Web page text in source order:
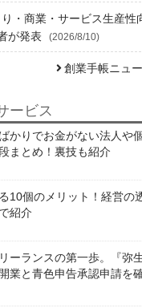
り・商業・サービス生産性
が発表
(2026/8/10)
創業手帳ニュ
ービス
かりでお金がない法人や
まとめ！裏技も紹介
10個のメリット！経営の
紹介
ーランスの第一歩。『弥
業と青色申告承認申請を